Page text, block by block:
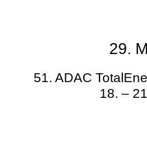
29.
51. ADAC
18. –